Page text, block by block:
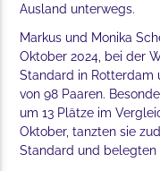
Ausland unterwegs.
Markus und Monika
Oktober 2024, bei der
Standard in Rotterdam
von 98 Paaren.
um 13 Plätze im
Oktober, tanzten sie
Standard und belegten